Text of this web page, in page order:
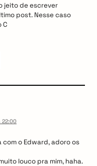
jeito de escrever
post. Nesse caso
C
22:00
com o Edward, adoro os
louco pra mim, haha.